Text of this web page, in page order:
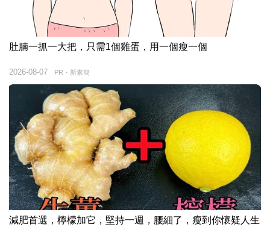
肚腩一抓一大把，只需1個雞蛋，用一個瘦一個
PR・新素簡
2026-08-07
減肥首選，檸檬加它，堅持一週，腰細了，瘦到你懷疑人生